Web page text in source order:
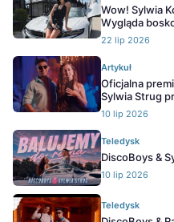
Wow! Sylwia
Wygląda
22 lip 2026
Artykuł
Oficjalna
Sylwia Strug
10 lip 2026
Teledysk
DiscoBoys &
10 lip 2026
Teledysk